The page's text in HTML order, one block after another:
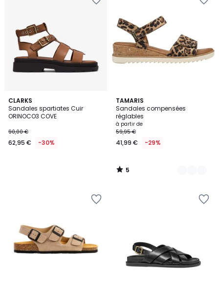
CLARKS
Sandales spartiates Cuir
ORINOCO3 COVE
90,00 €
62,95 € -30%
TAMARIS
Sandales compensées
réglables
à partir de
59,95 €
41,99 € -29%
5
/
5
4
Couleurs
5
/